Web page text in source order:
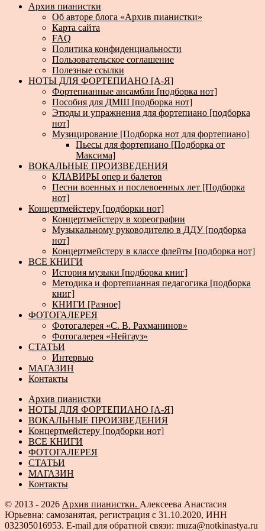
Архив пианистки
Об авторе блога «Архив пианистки»
Карта сайта
FAQ
Политика конфиденциальности
Пользовательское соглашение
Полезные ссылки
НОТЫ ДЛЯ ФОРТЕПИАНО [А-Я]
Фортепианные ансамбли [подборка нот]
Пособия для ДМШ [подборка нот]
Этюды и упражнения для фортепиано [подборка
нот]
Музицирование [Подборка нот для фортепиано]
Пьесы для фортепиано [Подборка от
Максима]
ВОКАЛЬНЫЕ ПРОИЗВЕДЕНИЯ
КЛАВИРЫ опер и балетов
Песни военных и послевоенных лет [Подборка
нот]
Концертмейстеру [подборки нот]
Концертмейстеру в хореографии
Музыкальному руководителю в ДДУ [подборка
нот]
Концертмейстеру в классе флейты [подборка нот]
ВСЕ КНИГИ
История музыки [подборка книг]
Методика и фортепианная педагогика [подборка
книг]
КНИГИ [Разное]
ФОТОГАЛЕРЕЯ
Фотогалерея «С. В. Рахманинов»
Фотогалерея «Нейгауз»
СТАТЬИ
Интервью
МАГАЗИН
Контакты
Архив пианистки
НОТЫ ДЛЯ ФОРТЕПИАНО [А-Я]
ВОКАЛЬНЫЕ ПРОИЗВЕДЕНИЯ
Концертмейстеру [подборки нот]
ВСЕ КНИГИ
ФОТОГАЛЕРЕЯ
СТАТЬИ
МАГАЗИН
Контакты
© 2013 - 2026 Архив пианистки. Алексеева Анастасия
Юрьевна: самозанятая, регистрация с 31.10.2020, ИНН
032305016953. E-mail для обратной связи: muza@notkinastya.ru